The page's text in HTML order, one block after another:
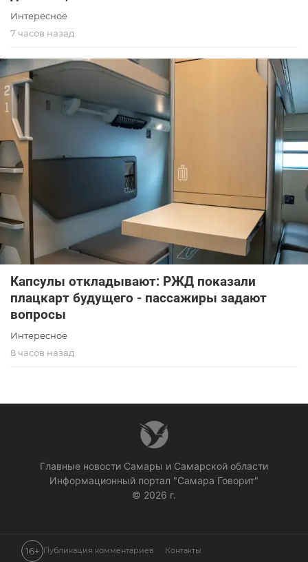
Интересное
7 часов назад
Капсулы откладывают: РЖД показали
плацкарт будущего - пассажиры задают
вопросы
Интересное
8 часов назад
Главные новости Самары и Самарской области
Информационный портал "Самара Говорит"
© 2026 г.
16+ Публикация комментариев Контакты